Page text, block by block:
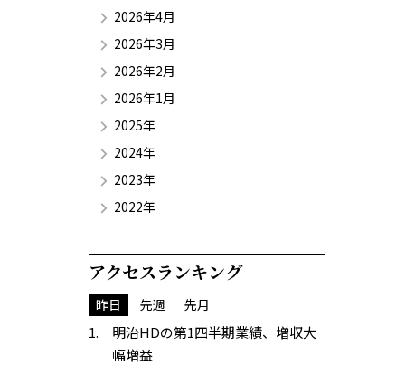
2026年4月
2026年3月
2026年2月
2026年1月
2025年
2024年
2023年
2022年
アクセスランキング
昨日 先週 先月
明治HDの第1四半期業績、増収大
幅増益